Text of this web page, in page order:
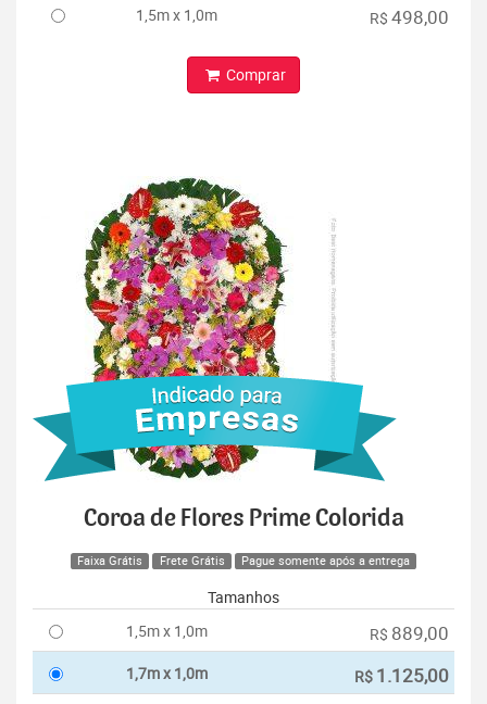
1,5m x 1,0m R$ 498,00
Comprar
Coroa de Flores Prime Colorida
Faixa Grátis Frete Grátis Pague somente após a entrega
Tamanhos
1,5m x 1,0m
R$ 889,00
1,7m x 1,0m R$ 1.125,00